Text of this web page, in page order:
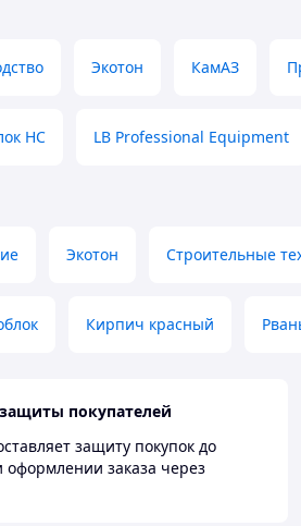
технологии "теплый дом"
при заказе):
от 29 060 ₸/палета
500
по запросу
555 51, +7 713294 16 60
Экотон КамАЗ
НС LB Professional Equipment
Экотон Строительные
Кирпич красный
покупателей
защиту покупок до
оформлении заказа через